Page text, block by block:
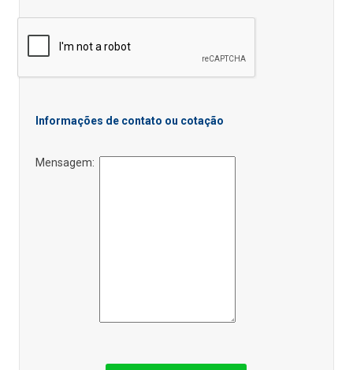
Informações de contato ou cotação
Mensagem: